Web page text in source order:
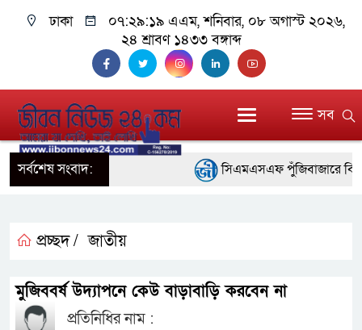
ঢাকা ০৭:২৯:২০ এএম, শনিবার, ০৮ অগাস্ট ২০২৬,
২৪ শ্রাবণ ১৪৩৩ বঙ্গাব্দ
সব
সর্বশেষ সংবাদ:
সিএমএসএফ পুঁজিবাজারে
নদী দূষণ রোধে সমন্বিত
প্রচ্ছদ / জাতীয়
মুজিববর্ষ উদ্যাপনে কেউ বাড়াবাড়ি করবেন না
প্রতিনিধির নাম :